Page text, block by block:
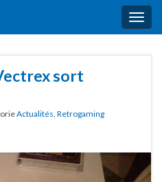
sort
Actualités, Retrogaming